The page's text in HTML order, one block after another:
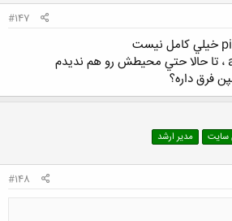
#147
ولي درمورد aspen water ، تا حالا حتي محيطش رو هم نديدم
فرق داره؟
سایت مدیر ارشد
#148